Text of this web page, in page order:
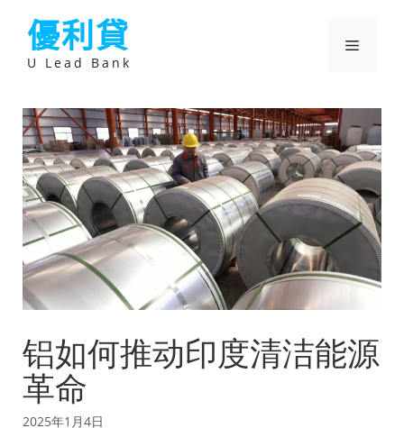
優利貸
U Lead Bank
選
铝如何推动印度清洁能源
革命
2025年1月4日